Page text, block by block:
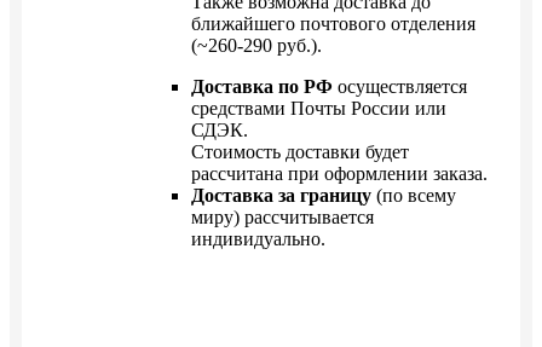
ближайшего почтового отделения
(~260-290 руб.).
Доставка по РФ осуществляется
средствами Почты России или
СДЭК.
Стоимость доставки будет
рассчитана при оформлении заказа.
Доставка за границу (по всему
миру) рассчитывается
индивидуально.